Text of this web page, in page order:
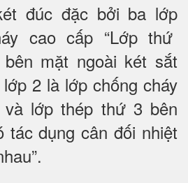
đúc đặc bởi ba lớp
cao cấp “Lớp thứ
mặt ngoài két sắt
2 là lớp chống cháy
lớp thép thứ 3 bên
tác dụng cân đối nhiệt